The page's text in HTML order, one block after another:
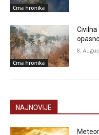
Crna hronika
Crna hronika
8.
NAJNOVIJE